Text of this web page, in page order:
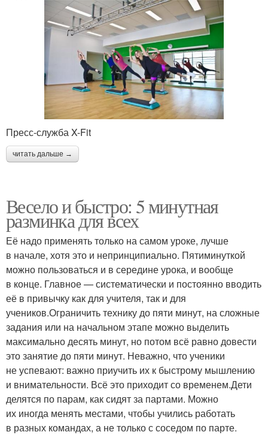
Пресс-служба X-Fit
читать дальше →
Весело и быстро: 5 минутная
разминка для всех
Её надо применять только на самом уроке, лучше
в начале, хотя это и непринципиально. Пятиминуткой
можно пользоваться и в середине урока, и вообще
в конце. Главное — систематически и постоянно вводить
её в привычку как для учителя, так и для
учеников.Ограничить технику до пяти минут, на сложные
задания или на начальном этапе можно выделить
максимально десять минут, но потом всё равно довести
это занятие до пяти минут. Неважно, что ученики
не успевают: важно приучить их к быстрому мышлению
и внимательности. Всё это приходит со временем.Дети
делятся по парам, как сидят за партами. Можно
их иногда менять местами, чтобы учились работать
в разных командах, а не только с соседом по парте.